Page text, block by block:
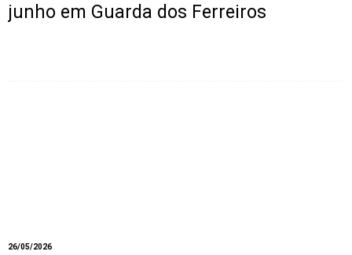
junho em Guarda dos Ferreiros
26/05/2026